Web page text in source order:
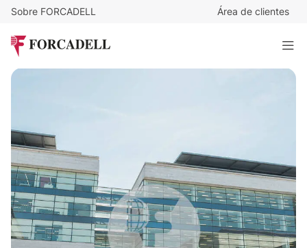
Sobre FORCADELL Área de clientes
Oficina alquiler Madrid. Calle Anabel Segura. Alcobendas
1.419 m²